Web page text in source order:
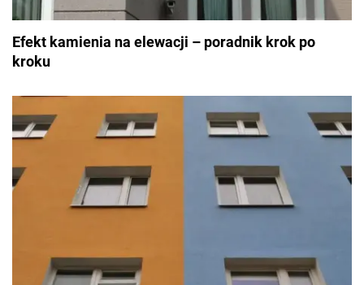
Efekt kamienia na elewacji – poradnik krok po
kroku